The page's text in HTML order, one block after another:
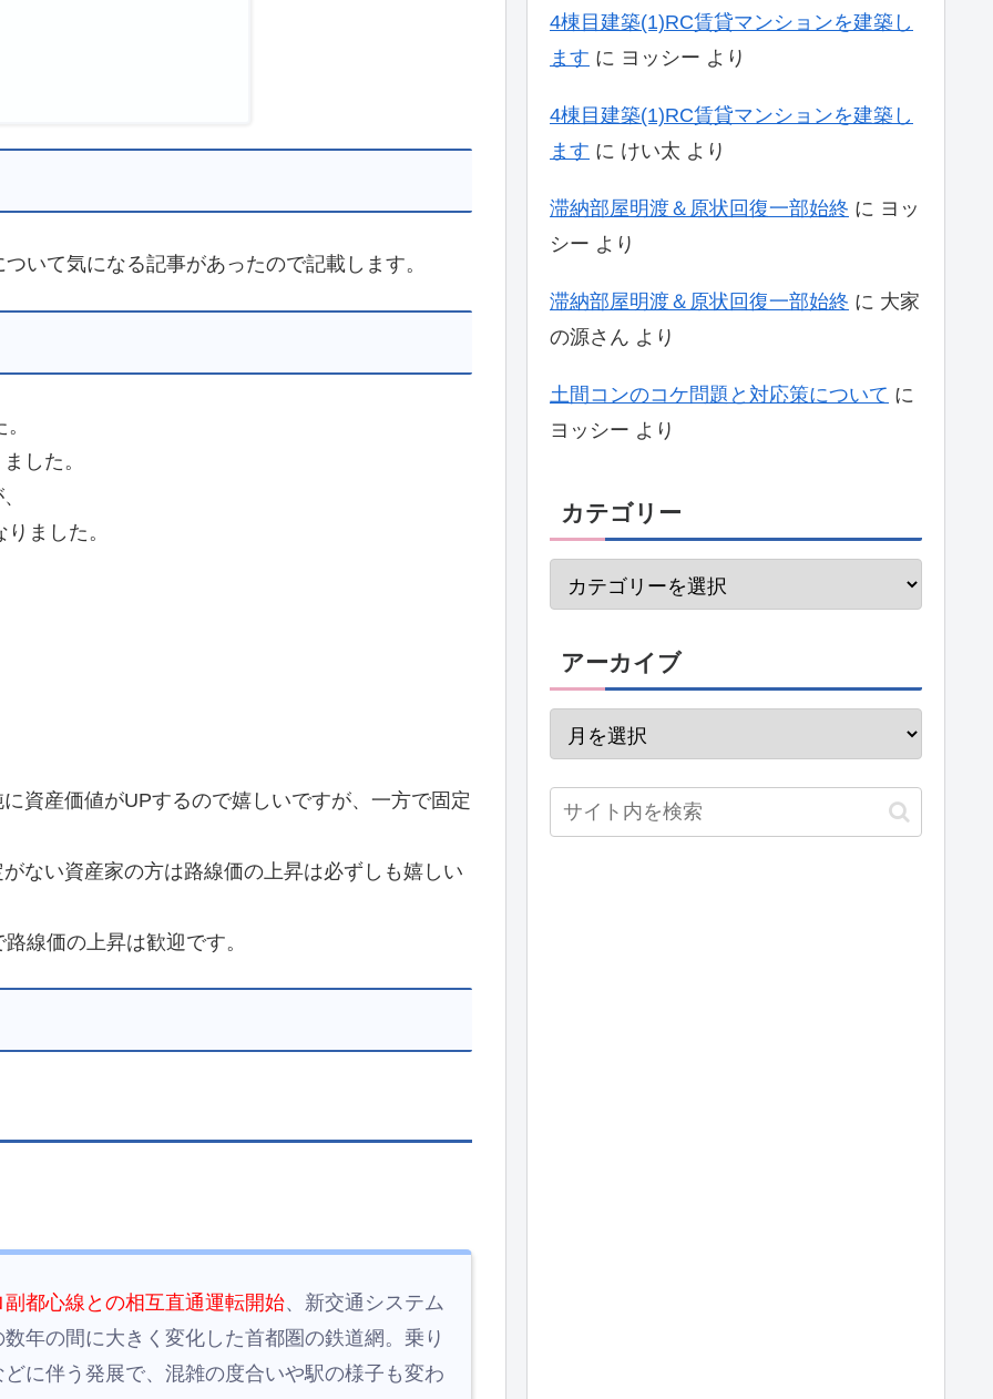
いて気になる記事があったので記載します。
した。
りました。
資産価値がUPするので嬉しいですが、一方で固定
ない資産家の方は路線価の上昇は必ずしも嬉しい
線価の上昇は歓迎です。
都心線との相互直通運転開始、新交通システム
年の間に大きく変化した首都圏の鉄道網。乗り
に伴う発展で、混雑の度合いや駅の様子も変わ
4棟目建築(1)RC賃貸マンションを建築し
ます に ヨッシー より
4棟目建築(1)RC賃貸マンションを建築し
ます に けい太 より
滞納部屋明渡＆原状回復一部始終 に ヨッ
シー より
滞納部屋明渡＆原状回復一部始終 に 大家
の源さん より
土間コンのコケ問題と対応策について に
ヨッシー より
カテゴリー
アーカイブ